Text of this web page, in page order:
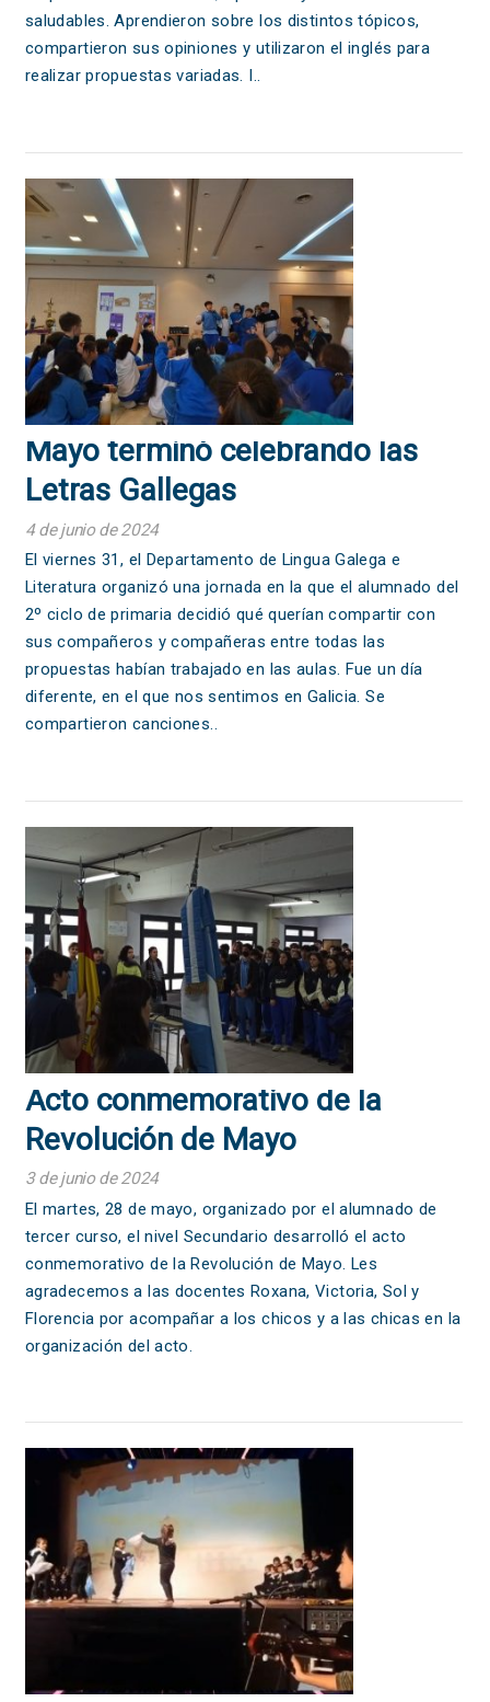
saludables. Aprendieron sobre los distintos tópicos,
compartieron sus opiniones y utilizaron el inglés para
realizar propuestas variadas. I..
Mayo terminó celebrando las
Letras Gallegas
4 de junio de 2024
El viernes 31, el Departamento de Lingua Galega e
Literatura organizó una jornada en la que el alumnado del
2º ciclo de primaria decidió qué querían compartir con
sus compañeros y compañeras entre todas las
propuestas habían trabajado en las aulas. Fue un día
diferente, en el que nos sentimos en Galicia. Se
compartieron canciones..
Acto conmemorativo de la
Revolución de Mayo
3 de junio de 2024
El martes, 28 de mayo, organizado por el alumnado de
tercer curso, el nivel Secundario desarrolló el acto
conmemorativo de la Revolución de Mayo. Les
agradecemos a las docentes Roxana, Victoria, Sol y
Florencia por acompañar a los chicos y a las chicas en la
organización del acto.